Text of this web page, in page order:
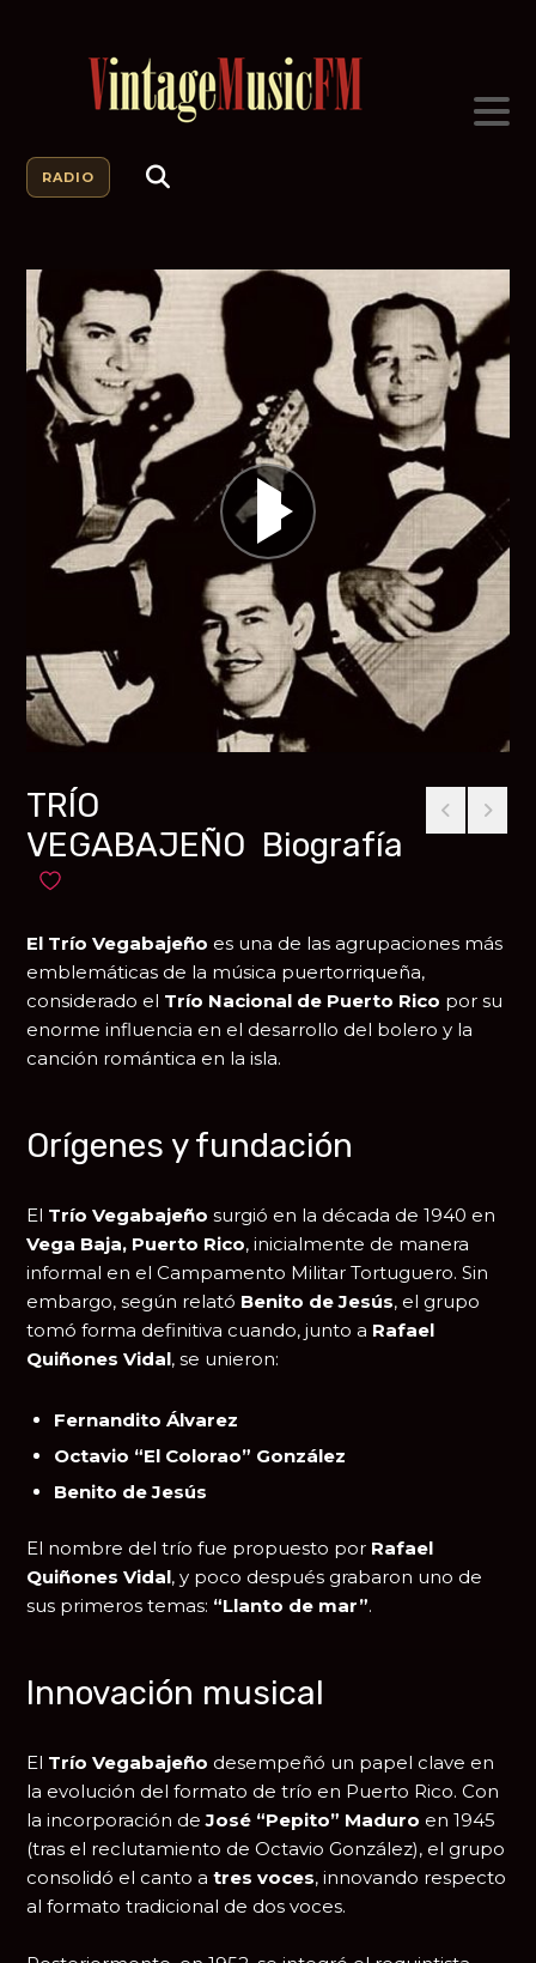
RADIO
TRÍO
VEGABAJEÑO Biografía
Añadir a favoritos
El Trío Vegabajeño es una de las agrupaciones más
emblemáticas de la música puertorriqueña,
considerado el Trío Nacional de Puerto Rico por su
enorme influencia en el desarrollo del bolero y la
canción romántica en la isla.
Orígenes y fundación
El Trío Vegabajeño surgió en la década de 1940 en
Vega Baja, Puerto Rico, inicialmente de manera
informal en el Campamento Militar Tortuguero. Sin
embargo, según relató Benito de Jesús, el grupo
tomó forma definitiva cuando, junto a Rafael
Quiñones Vidal, se unieron:
Fernandito Álvarez
Octavio “El Colorao” González
Benito de Jesús
El nombre del trío fue propuesto por Rafael
Quiñones Vidal, y poco después grabaron uno de
sus primeros temas: “Llanto de mar”.
Innovación musical
El Trío Vegabajeño desempeñó un papel clave en
la evolución del formato de trío en Puerto Rico. Con
la incorporación deJosé “Pepito” Maduro en 1945
(tras el reclutamiento de Octavio González), el grupo
consolidó el canto atres voces, innovando respecto
al formato tradicional de dos voces.